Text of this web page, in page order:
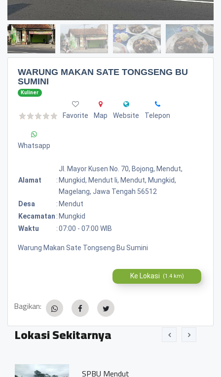
WARUNG MAKAN SATE TONGSENG BU
SUMINI
Kuliner
Favorite Map Website Telepon
Whatsapp
Alamat :
Jl. Mayor Kusen No. 70, Bojong, Mendut,
Mungkid, Mendut Ii, Mendut, Mungkid,
Magelang, Jawa Tengah 56512
Desa
: Mendut
Kecamatan : Mungkid
Waktu
:07:00 - 07:00 WIB
Warung Makan Sate Tongseng Bu Sumini
Ke Lokasi (1.4 km)
Bagikan:
Lokasi Sekitarnya
SPBU Mendut